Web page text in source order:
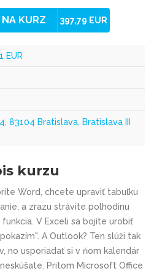
NA KURZ 397,79 EUR
EUR
83104 Bratislava, Bratislava III
kurzu
Word, chcete upraviť tabuľku
a zrazu strávite polhodinu
V Exceli sa bojíte urobiť
A Outlook? Ten slúži tak
no usporiadať si v ňom kalendár
Pritom Microsoft Office